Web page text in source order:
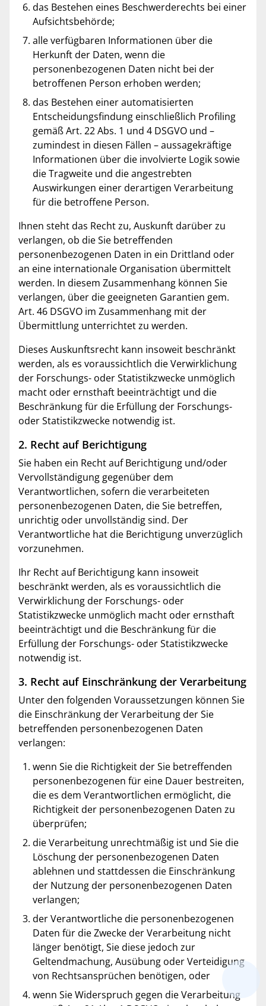
das Bestehen eines Beschwerderechts bei einer
Aufsichtsbehörde;
alle verfügbaren Informationen über die
Herkunft der Daten, wenn die
personenbezogenen Daten nicht bei der
betroffenen Person erhoben werden;
das Bestehen einer automatisierten
Entscheidungsfindung einschließlich Profiling
gemäß Art. 22 Abs. 1 und 4 DSGVO und –
zumindest in diesen Fällen – aussagekräftige
Informationen über die involvierte Logik sowie
die Tragweite und die angestrebten
Auswirkungen einer derartigen Verarbeitung
für die betroffene Person.
Ihnen steht das Recht zu, Auskunft darüber zu
verlangen, ob die Sie betreffenden
personenbezogenen Daten in ein Drittland oder
an eine internationale Organisation übermittelt
werden. In diesem Zusammenhang können Sie
verlangen, über die geeigneten Garantien gem.
Art. 46 DSGVO im Zusammenhang mit der
Übermittlung unterrichtet zu werden.
Dieses Auskunftsrecht kann insoweit beschränkt
werden, als es voraussichtlich die Verwirklichung
der Forschungs- oder Statistikzwecke unmöglich
macht oder ernsthaft beeinträchtigt und die
Beschränkung für die Erfüllung der Forschungs-
oder Statistikzwecke notwendig ist.
2. Recht auf Berichtigung
Sie haben ein Recht auf Berichtigung und/oder
Vervollständigung gegenüber dem
Verantwortlichen, sofern die verarbeiteten
personenbezogenen Daten, die Sie betreffen,
unrichtig oder unvollständig sind. Der
Verantwortliche hat die Berichtigung unverzüglich
vorzunehmen.
Ihr Recht auf Berichtigung kann insoweit
beschränkt werden, als es voraussichtlich die
Verwirklichung der Forschungs- oder
Statistikzwecke unmöglich macht oder ernsthaft
beeinträchtigt und die Beschränkung für die
Erfüllung der Forschungs- oder Statistikzwecke
notwendig ist.
3. Recht auf Einschränkung der Verarbeitung
Unter den folgenden Voraussetzungen können Sie
die Einschränkung der Verarbeitung der Sie
betreffenden personenbezogenen Daten
verlangen:
wenn Sie die Richtigkeit der Sie betreffenden
personenbezogenen für eine Dauer bestreiten,
die es dem Verantwortlichen ermöglicht, die
Richtigkeit der personenbezogenen Daten zu
überprüfen;
die Verarbeitung unrechtmäßig ist und Sie die
Löschung der personenbezogenen Daten
ablehnen und stattdessen die Einschränkung
der Nutzung der personenbezogenen Daten
verlangen;
der Verantwortliche die personenbezogenen
Daten für die Zwecke der Verarbeitung nicht
länger benötigt, Sie diese jedoch zur
Geltendmachung, Ausübung oder Verteidigung
von Rechtsansprüchen benötigen, oder
wenn Sie Widerspruch gegen die Verarbeitung